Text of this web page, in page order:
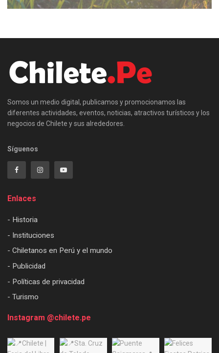
Somos un medio digital, publicamos y promocionamos las
diferentes actividades, eventos, noticias, atractivos turísticos y los
negocios de Chilete y sus alrededores.
Síguenos
Enlaces
- Historia
- Instituciones
- Chiletanos en Perú y el mundo
- Publicidad
- Políticas de privacidad
- Turismo
Instagram @chilete.pe